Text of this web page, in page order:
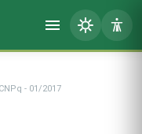
- 01/2017